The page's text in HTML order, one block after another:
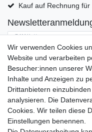
Kauf auf Rechnung
E-MAIL **
Hiermit bestätige ich, dass ich
Einwilligung kann ich jederzeit
Wir verwenden Cookies
Website und verarbeiten
Besucher:innen unserer
Inhalte und Anzeigen zu
Drittanbietern
analysieren. Die
Cookies. Wir teilen diese
Einstellungen benennen.